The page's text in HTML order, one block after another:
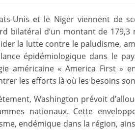
Unis et le Niger viennent de
bilatéral d’un montant de
la lutte contre le paludisme,
épidémiologique dans le
américaine « America First »
les efforts là où les besoins
Washington prévoit
nationaux. Cette
endémique dans la région,